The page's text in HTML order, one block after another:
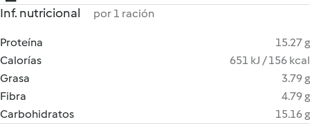
Inf. nutricional por 1 ración
Proteína
15.27 g
Calorías
651 kJ / 156 kcal
Grasa
3.79 g
Fibra
4.79 g
Carbohidratos
15.16 g